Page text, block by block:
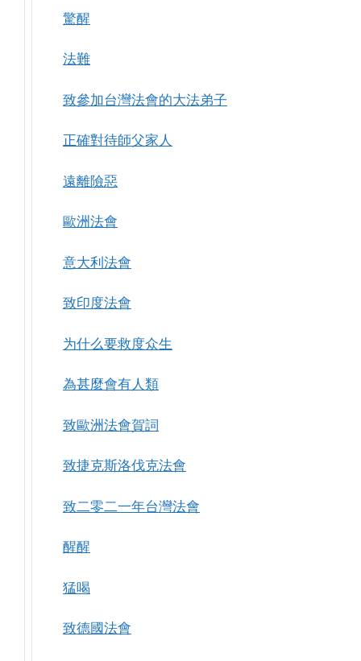
驚醒
法難
致參加台灣法會的大法弟子
正確對待師父家人
遠離險惡
歐洲法會
意大利法會
致印度法會
为什么要救度众生
為甚麼會有人類
致歐洲法會賀詞
致捷克斯洛伐克法會
致二零二一年台灣法會
醒醒
猛喝
致德國法會